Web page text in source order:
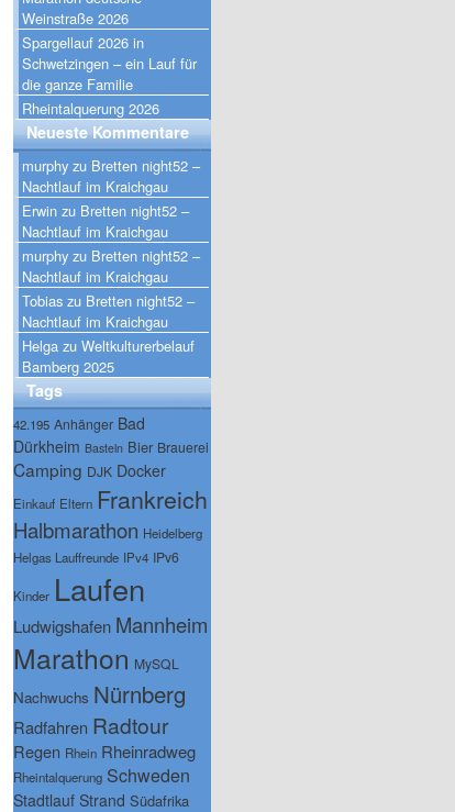
Weinstraße 2026
Spargellauf 2026 in
Schwetzingen – ein Lauf für
die ganze Familie
Rheintalquerung 2026
Neueste Kommentare
murphy zu Bretten night52 –
Nachtlauf im Kraichgau
Erwin zu Bretten night52 –
Nachtlauf im Kraichgau
murphy zu Bretten night52 –
Nachtlauf im Kraichgau
Tobias zu Bretten night52 –
Nachtlauf im Kraichgau
Helga zu Weltkulturerbelauf
Bamberg 2025
Tags
42.195 Anhänger Bad
Dürkheim Basteln Bier Brauerei
Camping DJK Docker
Einkauf Eltern Frankreich
Halbmarathon Heidelberg
Helgas Lauffreunde IPv4 IPv6
Kinder Laufen
Ludwigshafen Mannheim
Marathon MySQL
Nachwuchs Nürnberg
Radfahren Radtour
Regen Rhein Rheinradweg
Rheintalquerung Schweden
Stadtlauf Strand Südafrika